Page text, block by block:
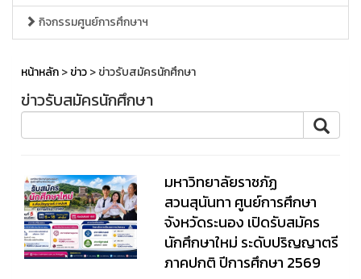
กิจกรรมศูนย์การศึกษาฯ
หน้าหลัก>ข่าว> ข่าวรับสมัครนักศึกษา
ข่าวรับสมัครนักศึกษา
มหาวิทยาลัยราชภัฏ
สวนสุนันทา ศูนย์การศึกษา
จังหวัดระนอง เปิดรับสมัคร
นักศึกษาใหม่ ระดับปริญญาตรี
ภาคปกติ ปีการศึกษา 2569